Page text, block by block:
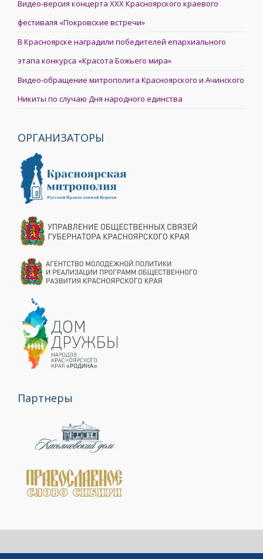
Видео-версия концерта XXX Красноярского краевого
фестиваля «Покровские встречи»
В Красноярске наградили победителей епархиального
этапа конкурса «Красота Божьего мира»
Видео-обращение митрополита Красноярского и Ачинского
Никиты по случаю Дня народного единства
ОРГАНИЗАТОРЫ
Партнеры